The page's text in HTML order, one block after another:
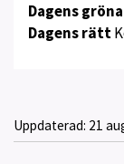
Dagens gröna
Dagens rätt
Uppdaterad: 21